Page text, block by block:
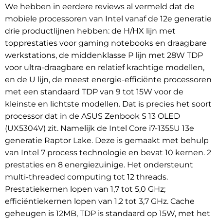
We hebben in eerdere reviews al vermeld dat de
mobiele processoren van Intel vanaf de 12e generatie
drie productlijnen hebben: de H/HX lijn met
topprestaties voor gaming notebooks en draagbare
werkstations, de middenklasse P lijn met 28W TDP
voor ultra-draagbare en relatief krachtige modellen,
en de U lijn, de meest energie-efficiënte processoren
met een standaard TDP van 9 tot 15W voor de
kleinste en lichtste modellen. Dat is precies het soort
processor dat in de ASUS Zenbook S 13 OLED
(UX5304V) zit. Namelijk de Intel Core i7-1355U 13e
generatie Raptor Lake. Deze is gemaakt met behulp
van Intel 7 process technologie en bevat 10 kernen. 2
prestaties en 8 energiezuinige. Het ondersteunt
multi-threaded computing tot 12 threads.
Prestatiekernen lopen van 1,7 tot 5,0 GHz;
efficiëntiekernen lopen van 1,2 tot 3,7 GHz. Cache
geheugen is 12MB, TDP is standaard op 15W, met het